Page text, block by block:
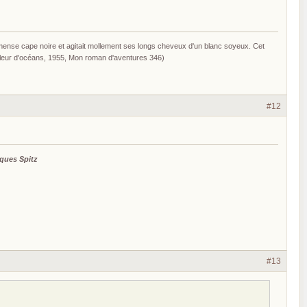
cape noire et agitait mollement ses longs cheveux d'un blanc soyeux. Cet
d'océans, 1955, Mon roman d'aventures 346)
#12
Spitz
#13